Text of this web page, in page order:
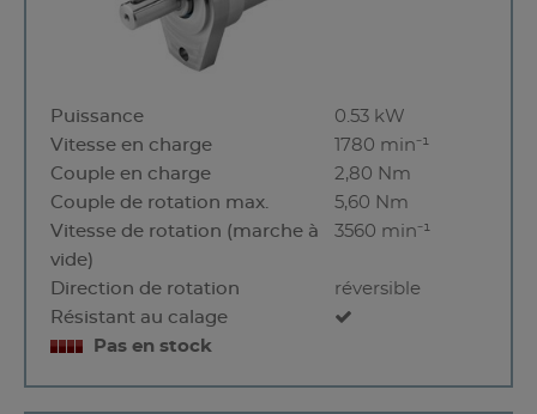
Puissance
0.53 kW
Vitesse en charge
1780 min⁻¹
Couple en charge
2,80 Nm
Couple de rotation max.
5,60 Nm
Vitesse de rotation (marche à
vide)
3560 min⁻¹
Direction de rotation
réversible
Résistant au calage
Pas en stock